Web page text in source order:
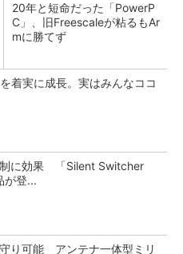
20年と短命だった「PowerP
C」、旧Freescaleが粘るもAr
mに勝てず
着実に成長。実はみんなココ
に効果 「Silent Switcher
が登...
り可能 アンテナ一体型ミリ